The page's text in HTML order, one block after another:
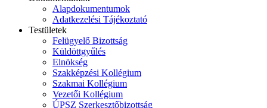
Alapdokumentumok
Adatkezelési Tájékoztató
Testületek
Felügyelő Bizottság
Küldöttgyűlés
Elnökség
Szakképzési Kollégium
Szakmai Kollégium
Vezetői Kollégium
ÚPSZ Szerkesztőbizottság